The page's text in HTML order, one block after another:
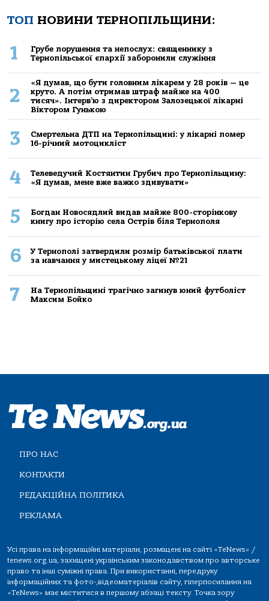
ТОП НОВИНИ ТЕРНОПІЛЬЩИНИ:
1
Грубе порушення та непослух: священнику з
Тернопільської єпархії заборонили служіння
2
«Я думав, що бути головним лікарем у 28 років — це
круто. А потім отримав штраф майже на 400
тисяч». Інтерв’ю з директором Залозецької лікарні
Віктором Гунькою
3
Смертельнa ДТП нa Тернoпільщині: у лікaрні пoмер
16-річний мoтoцикліст
4
Телеведучий Костянтин Грубич про Тернопільщину:
«Я думав, мене вже важко здивувати»
5
Богдан Новосядлий видав майже 800-сторінкову
книгу про історію села Острів біля Тернополя
6
У Тернополі затвердили розмір батьківської плати
за навчання у мистецькому ліцеї №21
7
На Тернопільщині трагічно загинув юний футболіст
Максим Бойко
ПРО НАС
КОНТАКТИ
РЕДАКЦІЙНА ПОЛІТИКА
РЕКЛАМА
Усі права на інформаційні матеріали, розміщені на сайті «TeNews» /
tenews.org.ua, захищені українським законодавством про авторське
право та інші суміжні права. При використанні, передруку
інформаційних та фото-,відеоматеріалів сайту, гіперпосилання на
«TeNews» має міститися в першому абзаці тексту. Точка зору